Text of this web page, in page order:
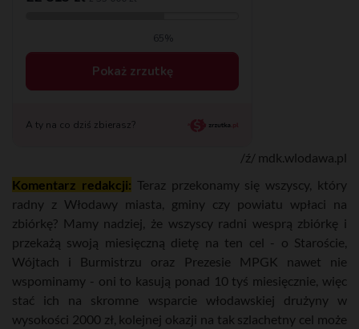
/ź/ mdk.wlodawa.pl
Komentarz redakcji: Teraz przekonamy się wszyscy, który
radny z Włodawy miasta, gminy czy powiatu wpłaci na
zbiórkę? Mamy nadziej, że wszyscy radni wesprą zbiórkę i
przekażą swoją miesięczną dietę na ten cel - o Staroście,
Wójtach i Burmistrzu oraz Prezesie MPGK nawet nie
wspominamy - oni to kasują ponad 10 tyś miesięcznie, więc
stać ich na skromne wsparcie włodawskiej drużyny w
wysokości 2000 zł, kolejnej okazji na tak szlachetny cel może